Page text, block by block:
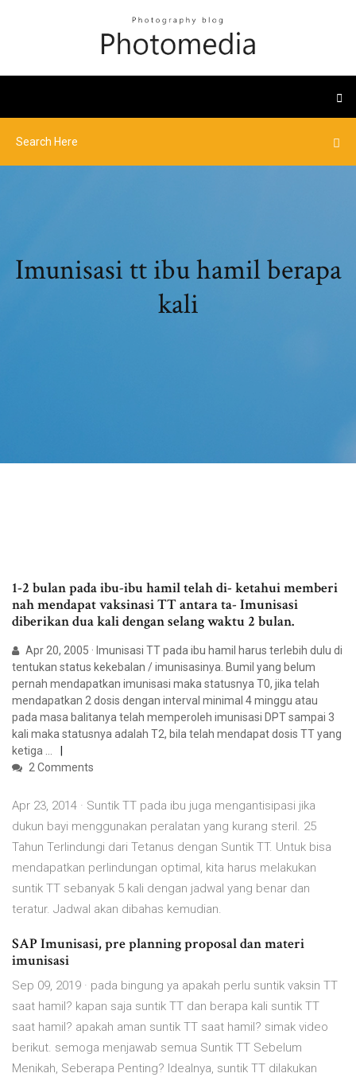
Imunisasi tt ibu hamil berapa
kali
1-2 bulan pada ibu-ibu hamil telah di- ketahui memberi
nah mendapat vaksinasi TT antara ta- Imunisasi
diberikan dua kali dengan selang waktu 2 bulan.
Apr 20, 2005 · Imunisasi TT pada ibu hamil harus terlebih dulu di
tentukan status kekebalan / imunisasinya. Bumil yang belum
pernah mendapatkan imunisasi maka statusnya T0, jika telah
mendapatkan 2 dosis dengan interval minimal 4 minggu atau
pada masa balitanya telah memperoleh imunisasi DPT sampai 3
kali maka statusnya adalah T2, bila telah mendapat dosis TT yang
ketiga …
2 Comments
Apr 23, 2014 · Suntik TT pada ibu juga mengantisipasi jika
dukun bayi menggunakan peralatan yang kurang steril. 25
Tahun Terlindungi dari Tetanus dengan Suntik TT. Untuk bisa
mendapatkan perlindungan optimal, kita harus melakukan
suntik TT sebanyak 5 kali dengan jadwal yang benar dan
teratur. Jadwal akan dibahas kemudian.
SAP Imunisasi, pre planning proposal dan materi
imunisasi
Sep 09, 2019 · pada bingung ya apakah perlu suntik vaksin TT
saat hamil? kapan saja suntik TT dan berapa kali suntik TT
saat hamil? apakah aman suntik TT saat hamil? simak video
berikut. semoga menjawab semua Suntik TT Sebelum
Menikah, Seberapa Penting? Idealnya, suntik TT dilakukan